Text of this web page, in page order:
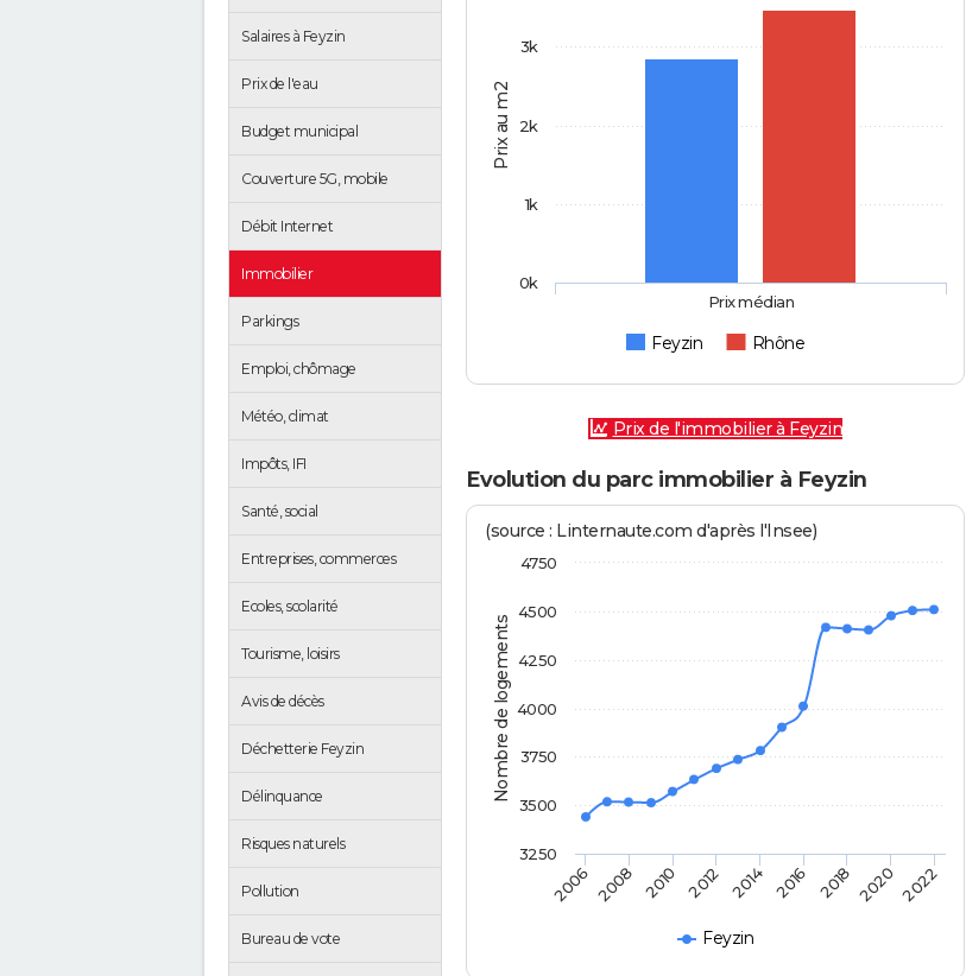
Salaires à Feyzin
Prix de l'eau
Budget municipal
Couverture 5G, mobile
Débit Internet
Immobilier
Parkings
Emploi, chômage
Météo, climat
Impôts, IFI
Santé, social
Entreprises, commerces
Ecoles, scolarité
Tourisme, loisirs
Avis de décès
Déchetterie Feyzin
Délinquance
Risques naturels
Pollution
Bureau de vote
Prix au m2
Feyzin Rhône
Prix médian
0k
1k
2k
3k
Prix de l'immobilier à Feyzin
Evolution du parc immobilier à Feyzin
Nombre de logements
(source : Linternaute.com d'après l'Insee)
Feyzin
2006 2008 2010 2012 2014 2016 2018 2020 2022
3250
3500
3750
4000
4250
4500
4750